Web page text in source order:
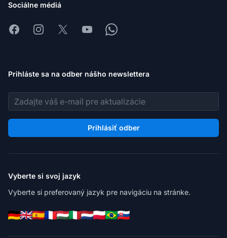
Sociálne médiá
FacebookInstagram
X YoutubeWhatsapp
Prihláste sa na odber nášho newslettera
E-mailová adresa
Prihlásiť odber
Vyberte si svoj jazyk
Vyberte si preferovaný jazyk pre navigáciu na stránke.